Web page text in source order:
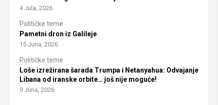
4 Jula, 2026
Političke teme
Pametni dron iz Galileje
15 Juna, 2026
Političke teme
Loše izrežirana šarada Trumpa i Netanyahua: Odvajanje
Libana od iranske orbite… još nije moguće!
9 Juna, 2026